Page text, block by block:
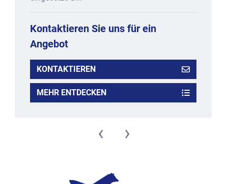
Kontaktieren Sie uns für ein
Angebot
KONTAKTIEREN
MEHR ENTDECKEN
‹ ›